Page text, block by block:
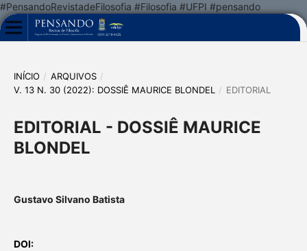
#PensandoRevistadeFilosofia #Filosofia #UFPI #pensando
INÍCIO / ARQUIVOS /
V. 13 N. 30 (2022): DOSSIÊ MAURICE BLONDEL
/ EDITORIAL
EDITORIAL - DOSSIÊ MAURICE
BLONDEL
Gustavo Silvano Batista
DOI: